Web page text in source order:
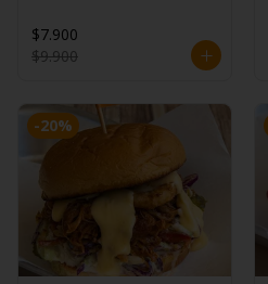
$7.900
$9.900
-20%